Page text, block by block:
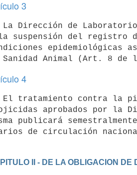
3
suspensión del registro
4
aprobados por la
publicará
II - DE LA OBLIGACION DE